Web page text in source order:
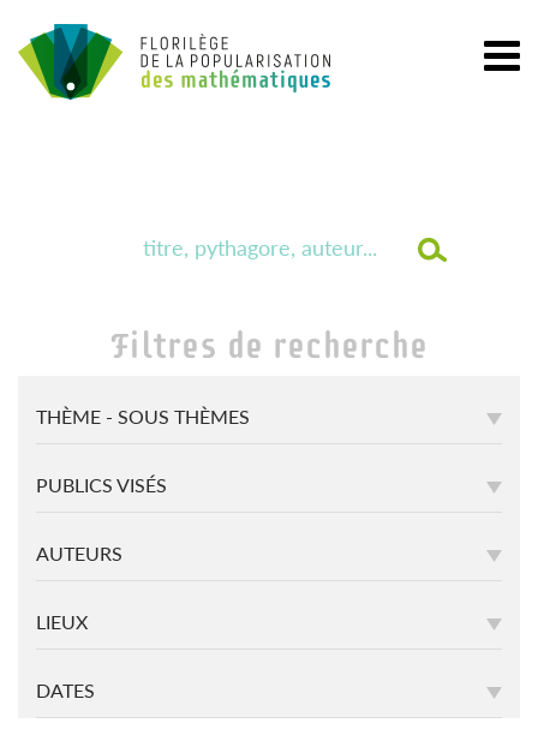
Filtres de recherche
THÈME - SOUS THÈMES
PUBLICS VISÉS
AUTEURS
LIEUX
DATES